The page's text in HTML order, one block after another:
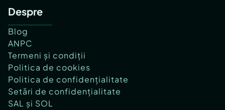
Despre
Blog
ANPC
Termeni și condiții
Politica de cookies
Politica de confidențialitate
Setări de confidențialitate
SAL și SOL